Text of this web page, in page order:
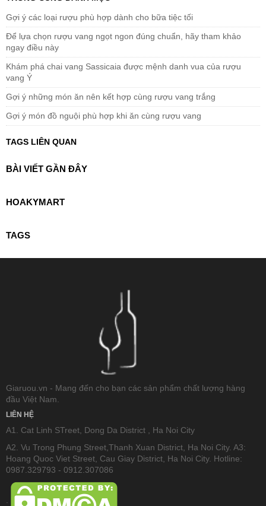
Gợi ý các loại rượu phù hợp dành cho bữa tiệc tối
Để lựa chọn rượu vang ngọt ngon đúng chuẩn, hãy tham khảo
ngay điều này
Khám phá chai vang Sassicaia được mệnh danh vua của rượu
vang Ý
Gợi ý những món ăn nên kết hợp cùng rượu vang trắng
Gợi ý món đồ nguội phù hợp khi ăn cùng rượu vang
TAGS LIÊN QUAN
BÀI VIẾT GẦN ĐÂY
HOAKYMART
TAGS
Giaruou.vn - Mang đến cho bạn các sản phẩm chất lượng hàng
đầu Việt Nam.
LIÊN HỆ
A1. Cat Linh STreet, Dong Da District , Ha Noi City
A2. Vu Trong Phung Street,Thanh Xuan District, Ha Noi City. A3:
Hoang Quoc Viet Street, Cau Giay District, Ha Noi City. Hotline:
0987.329793 - 0912.307086